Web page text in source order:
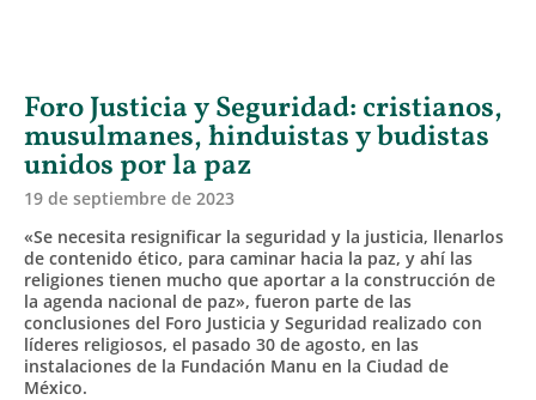
Foro Justicia y Seguridad: cristianos,
musulmanes, hinduistas y budistas
unidos por la paz
19 de septiembre de 2023
«Se necesita resignificar la seguridad y la justicia, llenarlos
de contenido ético, para caminar hacia la paz, y ahí las
religiones tienen mucho que aportar a la construcción de
la agenda nacional de paz», fueron parte de las
conclusiones del Foro Justicia y Seguridad realizado con
líderes religiosos, el pasado 30 de agosto, en las
instalaciones de la Fundación Manu en la Ciudad de
México.